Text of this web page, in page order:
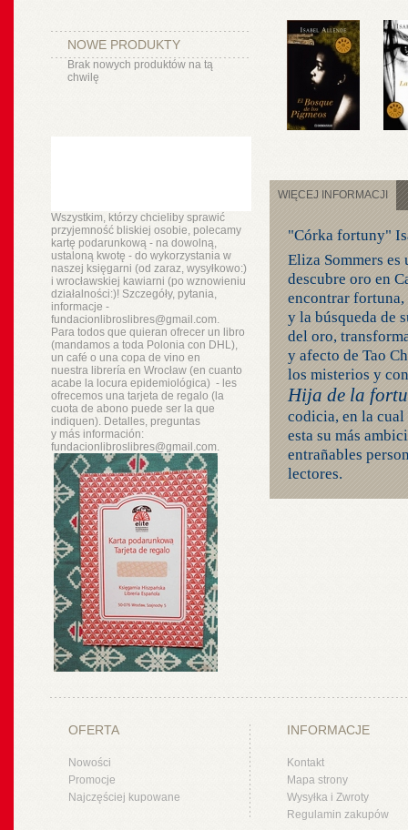
NOWE PRODUKTY
Brak nowych produktów na tą
chwilę
Wszystkim, którzy chcieliby sprawić
przyjemność bliskiej osobie, polecamy
kartę podarunkową - na dowolną,
ustaloną kwotę - do wykorzystania w
naszej księgarni (od zaraz, wysyłkowo:)
i wrocławskiej kawiarni (po wznowieniu
działalności:)! Szczegóły, pytania,
informacje -
fundacionlibroslibres@gmail.com.
Para todos que quieran ofrecer un libro
(mandamos a toda Polonia con DHL),
un café o una copa de vino en
nuestra libreríaen Wrocław (en cuanto
acabe la locura epidemiológica) - les
ofrecemos una tarjeta de regalo (la
cuota de abono puede ser la que
indiquen). Detalles, preguntas
y másinformación:
fundacionlibroslibres@gmail.com.
WIĘCEJ INFORMACJI
"Córka fortuny"
Eliza Sommers
descubre oro en
encontrar
y la búsqueda de
del oro,
y afecto de Tao
los misterios y
Hija de la
codicia, en la cual
esta su más
entrañables
lectores.
OFERTA
Nowości
Promocje
Najczęściej kupowane
INFORMACJE
Kontakt
Mapa strony
Wysyłka i Zwroty
Regulamin zakupów